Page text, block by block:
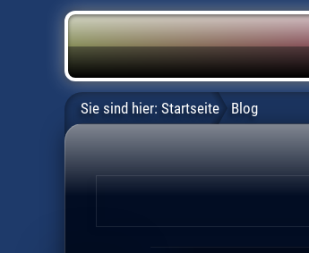
Sie sind hier: Startseite Blog